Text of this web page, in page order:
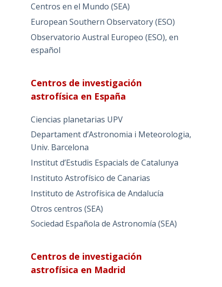
Centros en el Mundo (SEA)
European Southern Observatory (ESO)
Observatorio Austral Europeo (ESO), en
español
Centros de investigación
astrofísica en España
Ciencias planetarias UPV
Departament d’Astronomia i Meteorologia,
Univ. Barcelona
Institut d’Estudis Espacials de Catalunya
Instituto Astrofísico de Canarias
Instituto de Astrofísica de Andalucía
Otros centros (SEA)
Sociedad Española de Astronomía (SEA)
Centros de investigación
astrofísica en Madrid